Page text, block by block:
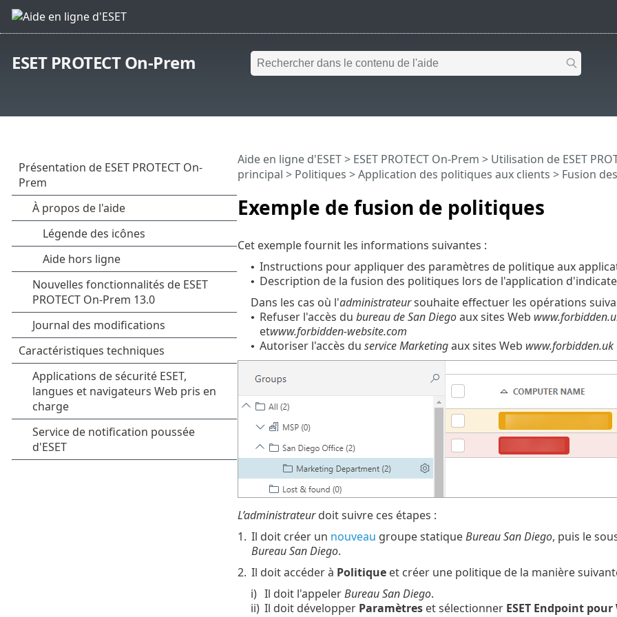
ESET PROTECT On-Prem
Exemple de fusion de politiques
Aide en ligne d'ESET> ESET PROTECT On-Prem > Utilisation de ESET
principal > Politiques >Application des politiques aux clients > Fusion
Cet exemple fournit les informations suivantes :
• Instructions pour appliquer des paramètres de politique aux
• Description de la fusion des politiques lors de l'application
Dans les cas où l'administrateursouhaite effectuer les opérations
• Refuser l'accès du bureau de San Diegoaux sites Web
etwww.forbidden-website.com
• Autoriser l'accès du service Marketingaux sites Web www.forbidden.uk
L’administrateurdoit suivre ces étapes :
1. Il doit créer un nouveau groupe statiqueBureau San Diego, puis le
Bureau San Diego.
2. Il doit accéder à Politiqueet créer une politique de la manière
i) Il doit l'appelerBureau San Diego.
ii) Il doit développer Paramètreset sélectionner ESET Endpoint